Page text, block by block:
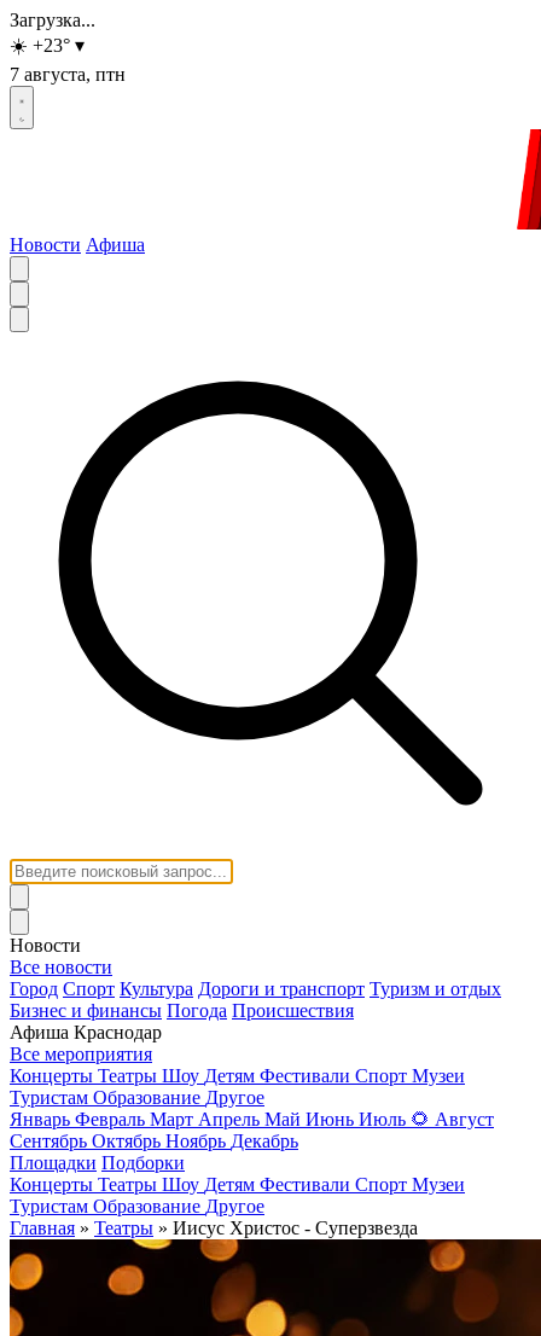
Загрузка...
☀️ +23° ▾
7 августа, птн
Новости Афиша
Новости
Все новости
Город Спорт Культура Дороги и транспорт Туризм и отдых
Бизнес и финансы Погода Происшествия
Афиша Краснодар
Все мероприятия
Концерты Театры Шоу Детям Фестивали Спорт Музеи
Туристам Образование Другое
Январь Февраль Март Апрель Май Июнь Июль 🌻 Август
Сентябрь Октябрь Ноябрь Декабрь
Площадки Подборки
Концерты Театры Шоу Детям Фестивали Спорт Музеи
Туристам Образование Другое
Главная » Театры » Иисус Христос - Суперзвезда